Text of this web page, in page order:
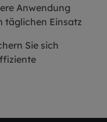
Anwendung
täglichen Einsatz
Sie sich